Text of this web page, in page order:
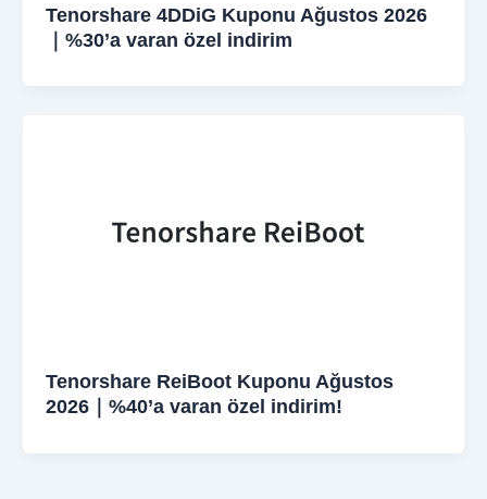
Tenorshare 4DDiG Kuponu Ağustos 2026
｜%30’a varan özel indirim
Tenorshare ReiBoot Kuponu Ağustos
2026｜%40’a varan özel indirim!